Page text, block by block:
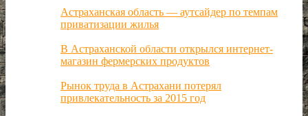
Астраханская область — аутсайдер по темпам
приватизации жилья
В Астраханской области открылся интернет-
магазин фермерских продуктов
Рынок труда в Астрахани потерял
привлекательность за 2015 год